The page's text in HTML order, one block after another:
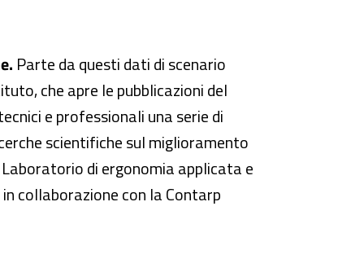
Parte da questi dati di scenario
che apre le pubblicazioni del
e professionali una serie di
scientifiche sul miglioramento
di ergonomia applicata e
collaborazione con la Contarp